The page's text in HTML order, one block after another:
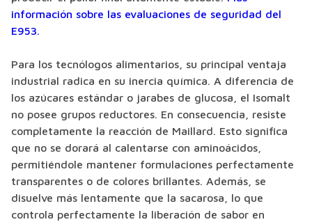
información sobre las evaluaciones de seguridad del
E953.
Para los tecnólogos alimentarios, su principal ventaja
industrial radica en su inercia química. A diferencia de
los azúcares estándar o jarabes de glucosa, el Isomalt
no posee grupos reductores. En consecuencia, resiste
completamente la reacción de Maillard. Esto significa
que no se dorará al calentarse con aminoácidos,
permitiéndole mantener formulaciones perfectamente
transparentes o de colores brillantes. Además, se
disuelve más lentamente que la sacarosa, lo que
controla perfectamente la liberación de sabor en